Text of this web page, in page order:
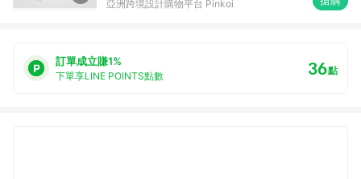
亞洲跨境設計購物平台 Pinkoi
訂單成立賺1%
下單享LINE POINTS點數 36點